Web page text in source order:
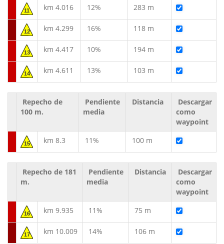
11 km 4.016 12% 283 m
12 km 4.299 16% 118 m
13 km 4.417 10% 194 m
14 km 4.611 13% 103 m
Repecho de
100 m.
Pendiente
media
Distancia
Descargar
como
waypoint
15 km 8.3 11% 100 m
Repecho de 181
m.
Pendiente
media
Distancia
Descargar
como
waypoint
16 km 9.935 11% 75 m
17 km 10.009 14% 106 m